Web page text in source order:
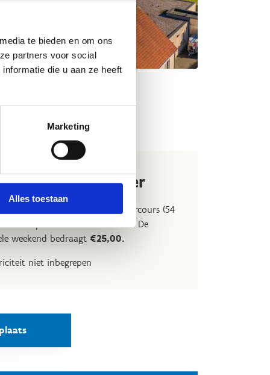
te bieden en om ons
partners voor social
die u aan ze heeft
Marketing
Alles toestaan
of camper
speciale plaatsen vlakbij het parcours (54
en 18 plaatsen voor caravans). De
weekend bedraagt €25,00.
niet inbegrepen